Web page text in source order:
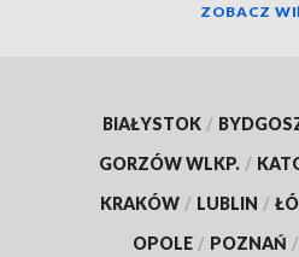
ZOBACZ
BIAŁYSTOK /
GORZÓW WLKP. /
KRAKÓW / LUBLIN /
OPOLE / POZNAŃ /